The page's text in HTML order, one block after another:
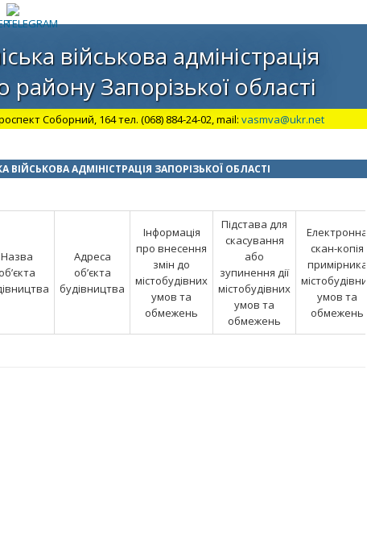
військова адміністрація
району Запорізької області
Соборний, 164 тел. (068) 884-24-02, mail: vasmva@ukr.net
ВІЙСЬКОВА АДМІНІСТРАЦІЯ ЗАПОРІЗЬКОЇ ОБЛАСТІ
Назва
об’єкта
Адреса
об’єкта
будівництва
Інформація
про внесення
змін до
містобудівних
умов та
обмежень
Підстава для
скасування
або
зупинення дії
містобудівних
умов та
обмежень
Електронна
скан-копія
примірника
містобудівних
умов та
обмежень